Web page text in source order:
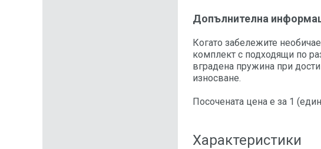
Допълнителна
Когато забележите
комплект с подходящи по
вградена пружина при
износване.
Посочената цена е за 1
Характеристики